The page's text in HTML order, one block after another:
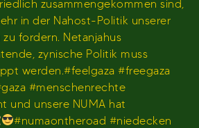
zusammengekommen sind,
in der Nahost-Politik unserer
fordern. Netanjahus
zynische Politik muss
werden.#feelgaza #freegaza
#menschenrechte
und unsere NUMA hat
#numaontheroad #niedecken